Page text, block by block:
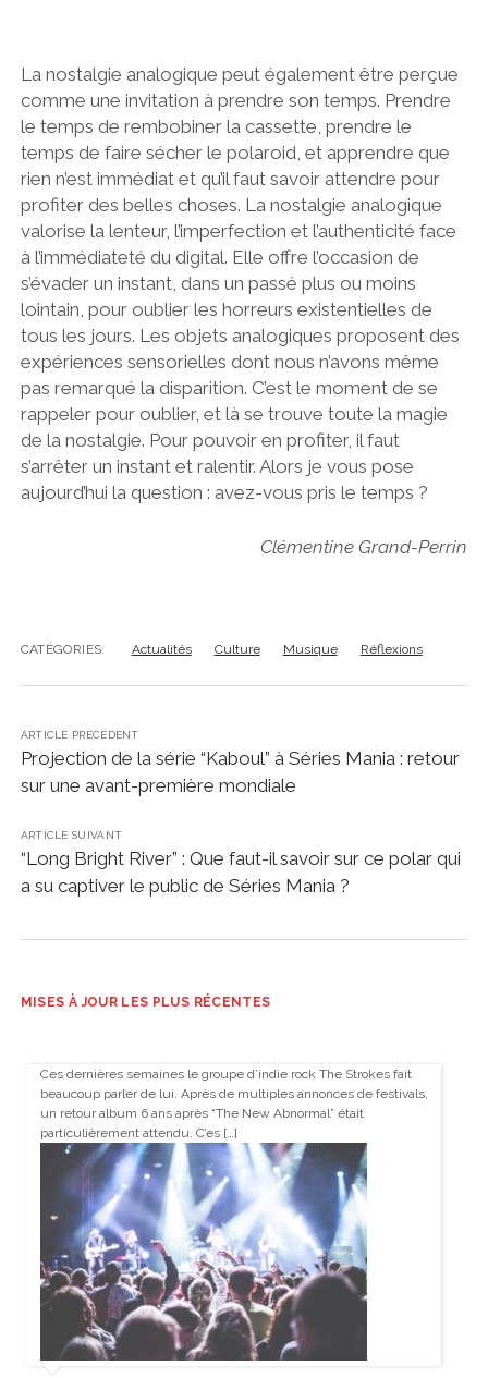
La nostalgie analogique peut également être perçue
comme une invitation à prendre son temps. Prendre
le temps de rembobiner la cassette, prendre le
temps de faire sécher le polaroid, et apprendre que
rien n’est immédiat et qu’il faut savoir attendre pour
profiter des belles choses. La nostalgie analogique
valorise la lenteur, l’imperfection et l’authenticité face
à l’immédiateté du digital. Elle offre l’occasion de
s’évader un instant, dans un passé plus ou moins
lointain, pour oublier les horreurs existentielles de
tous les jours. Les objets analogiques proposent des
expériences sensorielles dont nous n’avons même
pas remarqué la disparition. C’est le moment de se
rappeler pour oublier, et là se trouve toute la magie
de la nostalgie. Pour pouvoir en profiter, il faut
s’arrêter un instant et ralentir. Alors je vous pose
aujourd’hui la question : avez-vous pris le temps ?
Clémentine Grand-Perrin
CATÉGORIES: Actualités Culture Musique Réflexions
ARTICLE PRÉCÉDENT
Projection de la série “Kaboul” à Séries Mania : retour
sur une avant-première mondiale
ARTICLE SUIVANT
“Long Bright River” : Que faut-il savoir sur ce polar qui
a su captiver le public de Séries Mania ?
MISES À JOUR LES PLUS RÉCENTES
Ces dernières semaines le groupe d’indie rock The Strokes fait
beaucoup parler de lui. Après de multiples annonces de festivals,
un retour album 6 ans après “The New Abnormal” était
particulièrement attendu. C’es […]